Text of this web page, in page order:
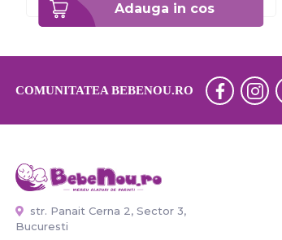
Adauga in cos
COMUNITATEA BEBENOU.RO
str. Panait Cerna 2, Sector 3,
Bucuresti